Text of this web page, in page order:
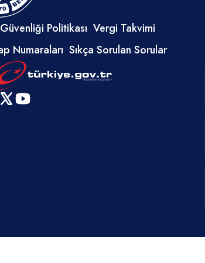
Cumhuriyeti vatandaşı olmak. Erkek adaylar
için askerliğini yapmış olmak. 40 yaşını
geçmemiş olmak. İş pozisyonuna uygun
olarak çalışmaya engel teşkil edecek
herhangi bir sağlık sorunu olmamak. Esnek
ve vardiyalı çalışma şartlarına uygun olmak.
Affa uğramış olsa bile devletin güvenliğine
karşı suçlar, anayasal düzene ve bu
Politikası Vergi Takvimi
Numaraları Sıkça Sorulan Sorular